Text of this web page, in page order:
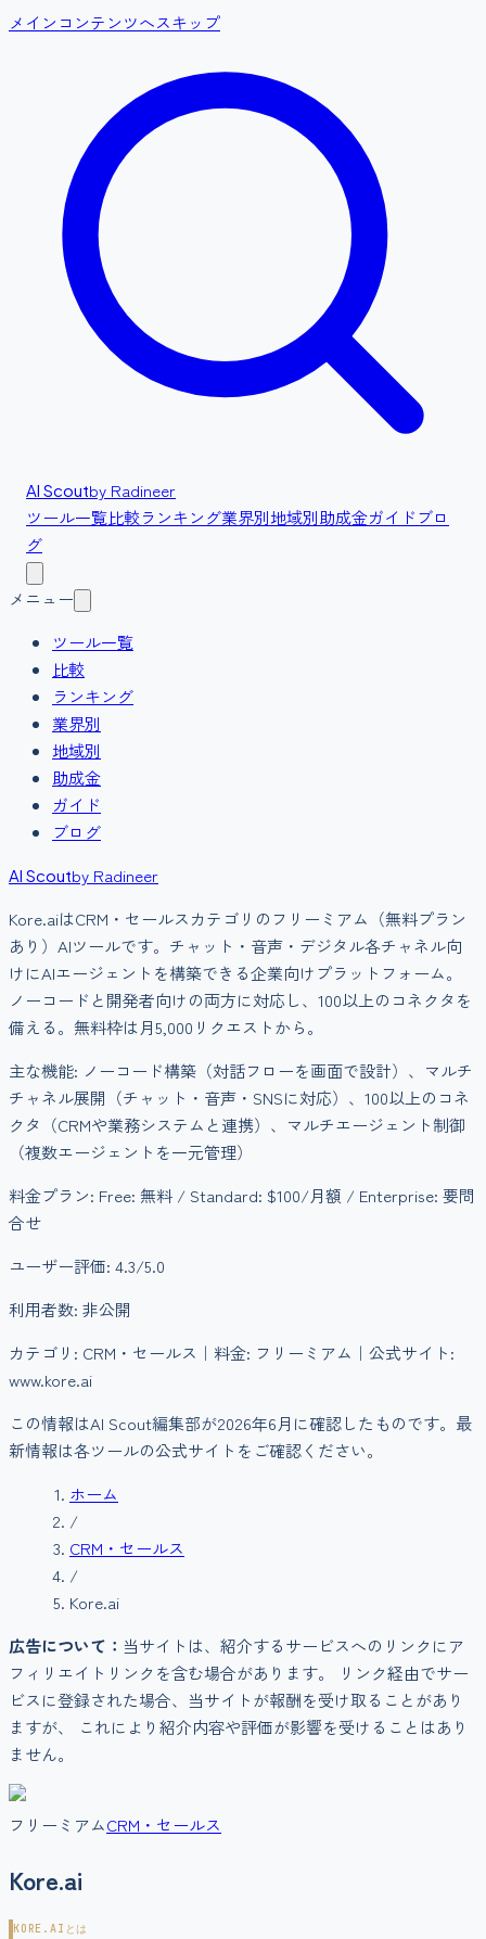
メインコンテンツへスキップ
AI Scoutby Radineer
ツール一覧比較ランキング業界別地域別助成金ガイドブロ
グ
メニュー
ツール一覧
比較
ランキング
業界別
地域別
助成金
ガイド
ブログ
AI Scoutby Radineer
Kore.aiはCRM・セールスカテゴリの フリーミアム（無料プラン
あり） AIツールです。 チャット・音声・デジタル各チャネル向
けにAIエージェントを構築できる企業向けプラットフォーム。
ノーコードと開発者向けの両方に対応し、100以上のコネクタを
備える。無料枠は月5,000リクエストから。
主な機能: ノーコード構築（対話フローを画面で設計）、マルチ
チャネル展開（チャット・音声・SNSに対応）、100以上のコネ
クタ（CRMや業務システムと連携）、マルチエージェント制御
（複数エージェントを一元管理）
料金プラン: Free: 無料 / Standard: $100/月額 / Enterprise: 要問
合せ
ユーザー評価: 4.3/5.0
利用者数: 非公開
カテゴリ: CRM・セールス ｜料金: フリーミアム ｜公式サイト:
www.kore.ai
この情報はAI Scout編集部が2026年6月 に確認したものです。最
新情報は各ツールの公式サイトをご確認ください。
ホーム
/
CRM・セールス
/
Kore.ai
広告について： 当サイトは、紹介するサービスへのリンクにア
フィリエイトリンクを含む場合があります。 リンク経由でサー
ビスに登録された場合、当サイトが報酬を受け取ることがあり
ますが、 これにより紹介内容や評価が影響を受けることはあり
ません。
フリーミアムCRM・セールス
Kore.ai
KORE.AI とは